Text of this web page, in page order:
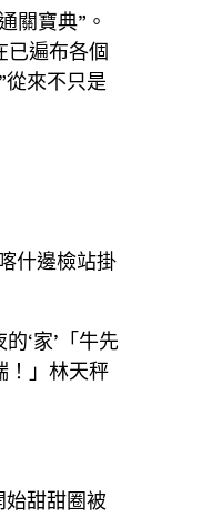
關寶典”。
已遍布各個
來不只是
什邊檢站掛
‘家’「牛先
！」林天秤
始甜甜圈被